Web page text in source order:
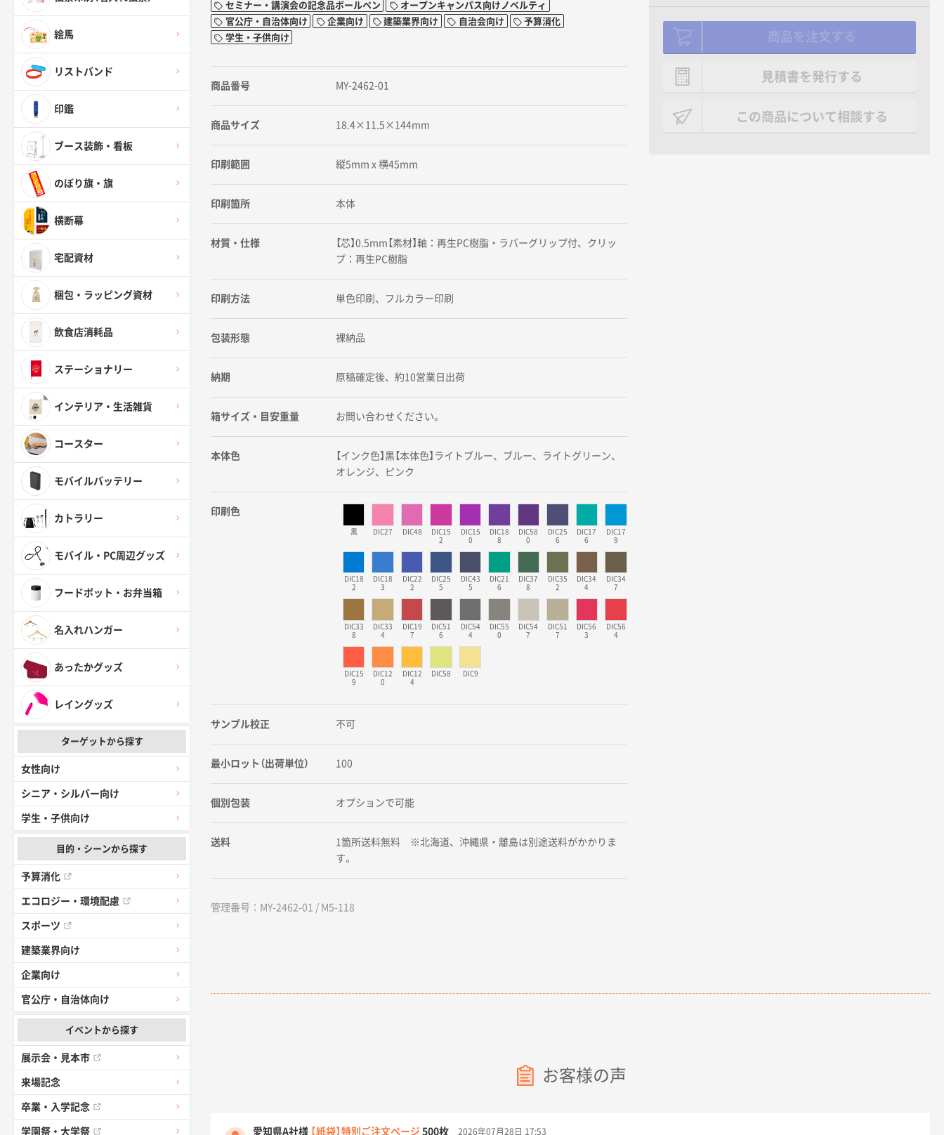
絵馬
リストバンド
印鑑
ブース装飾・看板
のぼり旗・旗
横断幕
宅配資材
梱包・ラッピング資材
飲食店消耗品
ステーショナリー
インテリア・生活雑貨
コースター
モバイルバッテリー
カトラリー
モバイル・PC周辺グッズ
フードポット・お弁当箱
名入れハンガー
あったかグッズ
レイングッズ
ターゲットから探す
女性向け
シニア・シルバー向け
学生・子供向け
目的・シーンから探す
予算消化
エコロジー・環境配慮
スポーツ
建築業界向け
企業向け
官公庁・自治体向け
イベントから探す
展示会・見本市
来場記念
卒業・入学記念
学園祭・大学祭
見積書を発行する
この商品について相談する
セミナー・講演会の記念品ボールペン
オープンキャンパス向けノベルティ
官公庁・自治体向け
企業向け 建築業界向け 自治会向け
予算消化
学生・子供向け
商品番号 MY-2462-01
商品サイズ 18.4×11.5×144mm
印刷範囲 縦5mm x 横45mm
印刷箇所 本体
材質・仕様
【芯】0.5mm【素材】軸：再生PC樹脂・ラバーグリップ付、クリッ
プ：再生PC樹脂
印刷方法 単色印刷、フルカラー印刷
包装形態 裸納品
納期 原稿確定後、約10営業日出荷
箱サイズ・目安重量 お問い合わせください。
本体色
【インク色】黒【本体色】ライトブルー、ブルー、ライトグリーン、
オレンジ、ピンク
印刷色
黒 DIC27 DIC48
DIC15
2
DIC15
0
DIC18
8
DIC58
0
DIC25
6
DIC17
6
DIC17
9
DIC18
2
DIC18
3
DIC22
2
DIC25
5
DIC43
5
DIC21
6
DIC37
8
DIC35
2
DIC34
4
DIC34
7
DIC33
8
DIC33
4
DIC19
7
DIC51
6
DIC54
4
DIC55
0
DIC54
7
DIC51
7
DIC56
3
DIC56
4
DIC15
9
DIC12
0
DIC12
4
DIC58 DIC9
サンプル校正 不可
最小ロット（出荷単位） 100
個別包装 オプションで可能
送料
1箇所送料無料 ※北海道、沖縄県・離島は別途送料がかかりま
す。
管理番号：MY-2462-01 / M5-118
お客様の声
愛知県A社様 【紙袋】特別ご注文ページ 500枚 2026年07月28日 17:53